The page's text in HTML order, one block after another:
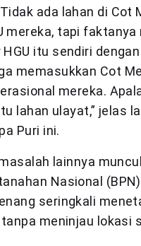
ada lahan di Cot
mereka, tapi faktanya
HGU itu sendiri
memasukkan Cot
mereka.
lahan ulayat,” jelas
Puri ini.
lainnya
Nasional
seringkali
meninjau lokasi